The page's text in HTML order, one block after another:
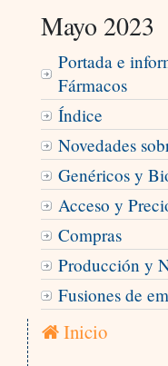
Mayo 2023
Portada e
Fármacos
Índice
Novedades
Genéricos y
Acceso y
Compras
Producción y
Fusiones de
Inicio